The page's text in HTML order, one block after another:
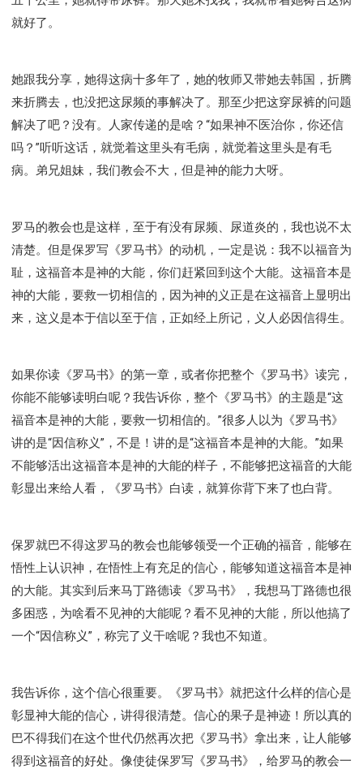
就好了。
她跟我分享，她得这病十多年了，她的牧师又带她去韩国，折腾
来折腾去，也没把这尿频的事解决了。那至少把这穿尿裤的问题
解决了吧？没有。人家传递的是啥？“如果神不医治你，你还信
吗？”听听这话，就觉着这里头有毛病，就觉着这里头是有毛
病。弟兄姐妹，我们教会不大，但是神的能力大呀。
罗马的教会也是这样，至于有没有尿频、尿道炎的，我也说不太
清楚。但是保罗写《罗马书》的动机，一定是说：我不以福音为
耻，这福音本是神的大能，你们赶紧回到这个大能。这福音本是
神的大能，要救一切相信的，因为神的义正是在这福音上显明出
来，这义是本于信以至于信，正如经上所记，义人必因信得生。
如果你读《罗马书》的第一章，或者你把整个《罗马书》读完，
你能不能够读明白呢？我告诉你，整个《罗马书》的主题是“这
福音本是神的大能，要救一切相信的。”很多人以为《罗马书》
讲的是“因信称义”，不是！讲的是“这福音本是神的大能。”如果
不能够活出这福音本是神的大能的样子，不能够把这福音的大能
彰显出来给人看，《罗马书》白读，就算你背下来了也白背。
保罗就巴不得这罗马的教会也能够领受一个正确的福音，能够在
悟性上认识神，在悟性上有充足的信心，能够知道这福音本是神
的大能。其实到后来马丁路德读《罗马书》，我想马丁路德也很
多困惑，为啥看不见神的大能呢？看不见神的大能，所以他搞了
一个“因信称义”，称完了义干啥呢？我也不知道。
我告诉你，这个信心很重要。《罗马书》就把这什么样的信心是
彰显神大能的信心，讲得很清楚。信心的果子是神迹！所以真的
巴不得我们在这个世代仍然再次把《罗马书》拿出来，让人能够
得到这福音的好处。像使徒保罗写《罗马书》，给罗马的教会一